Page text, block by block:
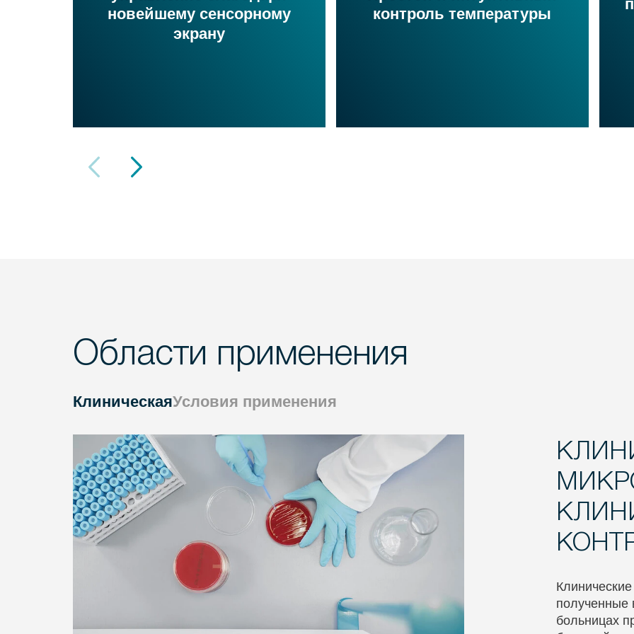
новейшему сенсорному
экрану
контроль температуры
Области применения
КлиническаяУсловия применения
полученные
больницах